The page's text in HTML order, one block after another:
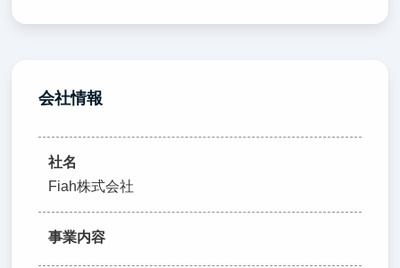
会社情報
社名
Fiah株式会社
事業内容